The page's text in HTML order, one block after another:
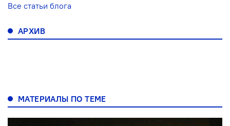
Все статьи блога
АРХИВ
МАТЕРИАЛЫ ПО ТЕМЕ